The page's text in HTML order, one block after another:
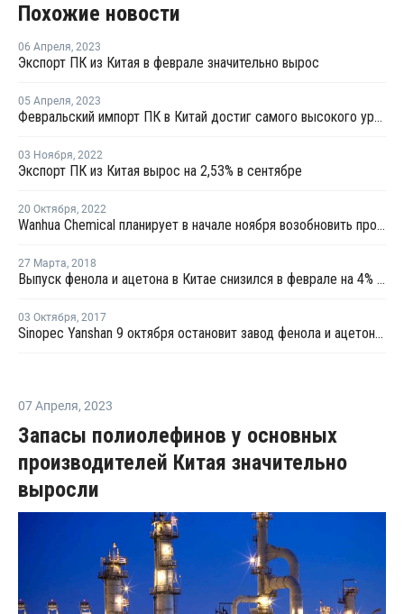
Похожие новости
06 Апреля, 2023
Экспорт ПК из Китая в феврале значительно вырос
05 Апреля, 2023
Февральский импорт ПК в Китай достиг самого высокого уровня с ноября 2022 года
03 Ноября, 2022
Экспорт ПК из Китая вырос на 2,53% в сентябре
20 Октября, 2022
Wanhua Chemical планирует в начале ноября возобновить производство ПК в Яньтае
27 Марта, 2018
Выпуск фенола и ацетона в Китае снизился в феврале на 4% по отношению к январю
03 Октября, 2017
Sinopec Yanshan 9 октября остановит завод фенола и ацетона в Пекине на плановый ремонт
07 Апреля, 2023
Запасы полиолефинов у основных
производителей Китая значительно
выросли